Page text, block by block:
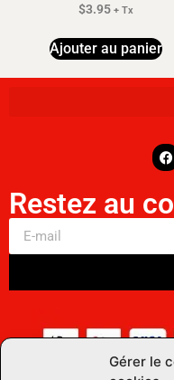
Gérer le
$3.95 + Tx
Ajouter au panier
Restez au